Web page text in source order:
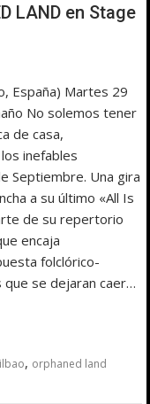
LAND en Stage
España) Martes 29
No solemos tener
de casa,
inefables
Septiembre. Una gira
a su último «All Is
de su repertorio
encaja
folclórico-
que se dejaran caer…
, orphaned land